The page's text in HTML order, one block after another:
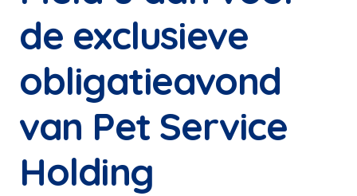
de exclusieve
obligatieavond
van Pet Service
Holding